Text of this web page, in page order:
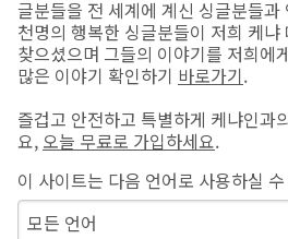
글분들을 전 세계에 계신 싱글분들
천명의 행복한 싱글분들이 저희 케
찾으셨으며 그들의 이야기를 저희에
많은 이야기 확인하기 바로가기.
즐겁고 안전하고 특별하게 케냐인과
요, 오늘 무료로 가입하세요.
이 사이트는 다음 언어로 사용하실